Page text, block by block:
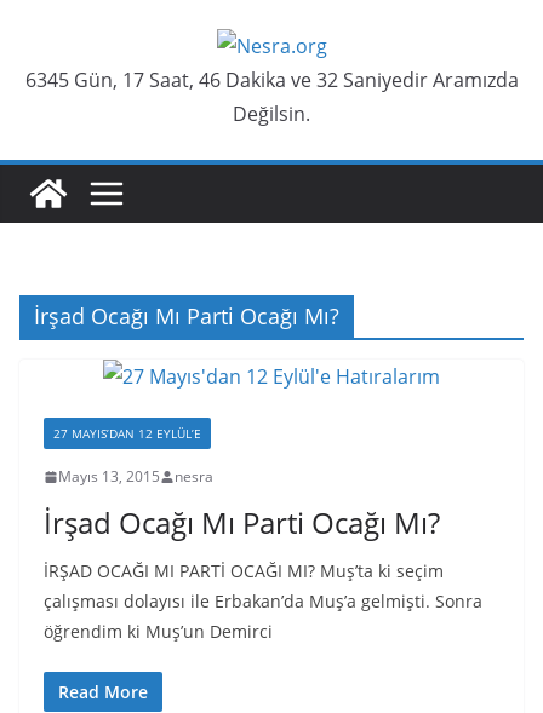
content
6345 Gün, 17 Saat, 46 Dakika ve 33 Saniyedir Aramızda
Değilsin.
İrşad Ocağı Mı Parti Ocağı Mı?
27 MAYIS’DAN 12 EYLÜL’E
Mayıs 13, 2015 nesra
İrşad Ocağı Mı Parti Ocağı Mı?
İRŞAD OCAĞI MI PARTİ OCAĞI MI? Muş’ta ki seçim
çalışması dolayısı ile Erbakan’da Muş’a gelmişti. Sonra
öğrendim ki Muş’un Demirci
Read More